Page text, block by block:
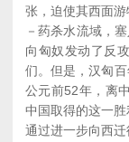
张，迫使其西面
－药杀水流域，
向匈奴发动了反
们。但是，汉匈
公元前52年，离
中国取得的这一
通过进一步向西